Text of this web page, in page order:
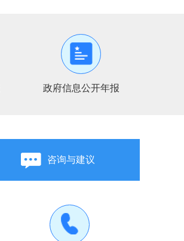
政府信息公开年报
咨询与建议